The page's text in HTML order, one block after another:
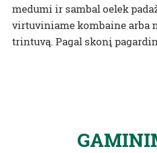
medumi ir sambal oelek
virtuviniame kombaine arba
trintuvą. Pagal skonį